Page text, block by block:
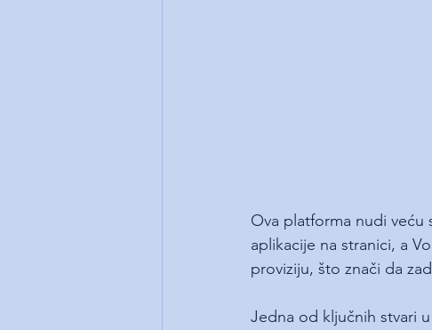
Ova platforma nudi veću
aplikacije na stranici, a
proviziju, što znači da
Jedna od ključnih stvari